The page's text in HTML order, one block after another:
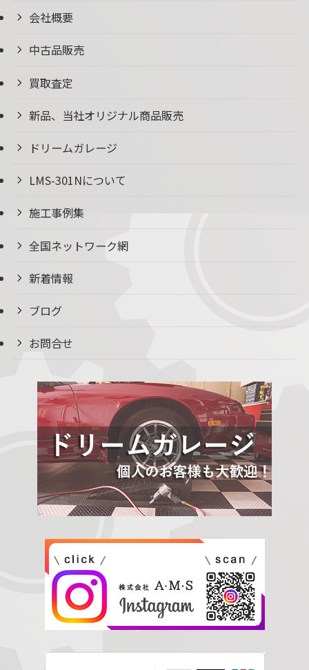
会社概要
中古品販売
買取査定
新品、当社オリジナル商品販売
ドリームガレージ
LMS-301Nについて
施工事例集
全国ネットワーク網
新着情報
ブログ
お問合せ